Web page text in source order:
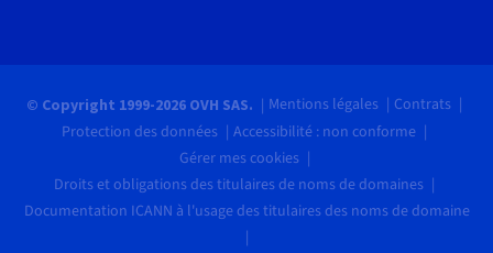
© Copyright 1999-2026 OVH SAS. Mentions légales
Contrats
Protection des données
Accessibilité : non conforme
Gérer mes cookies
Droits et obligations des titulaires de noms de domaines
Documentation ICANN à l'usage des titulaires des noms de domaine